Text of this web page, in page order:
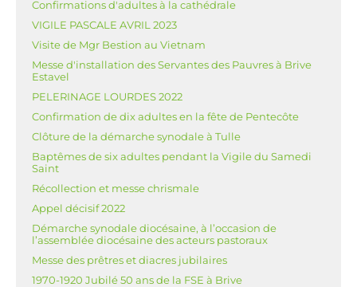
Confirmations d'adultes à la cathédrale
VIGILE PASCALE AVRIL 2023
Visite de Mgr Bestion au Vietnam
Messe d'installation des Servantes des Pauvres à Brive
Estavel
PELERINAGE LOURDES 2022
Confirmation de dix adultes en la fête de Pentecôte
Clôture de la démarche synodale à Tulle
Baptêmes de six adultes pendant la Vigile du Samedi
Saint
Récollection et messe chrismale
Appel décisif 2022
Démarche synodale diocésaine, à l’occasion de
l’assemblée diocésaine des acteurs pastoraux
Messe des prêtres et diacres jubilaires
1970-1920 Jubilé 50 ans de la FSE à Brive